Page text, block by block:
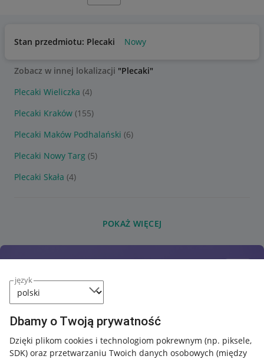
język
Dbamy o Twoją prywatność
Dzięki plikom cookies i technologiom pokrewnym (np. piksele,
SDK) oraz przetwarzaniu Twoich danych osobowych (między
Stan przedmiotu: Plecaki Nowy
Zobacz w innej lokalizacji "Plecaki"
Plecaki Wieliczka (4)
Plecaki Kraków (155)
Plecaki Maków Podhalański (6)
Plecaki Nowy Targ (5)
Plecaki Skała (4)
POKAŻ WIĘCEJ